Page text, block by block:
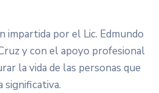
impartida por el Lic. Edmundo
y con el apoyo profesional
la vida de las personas que
significativa.